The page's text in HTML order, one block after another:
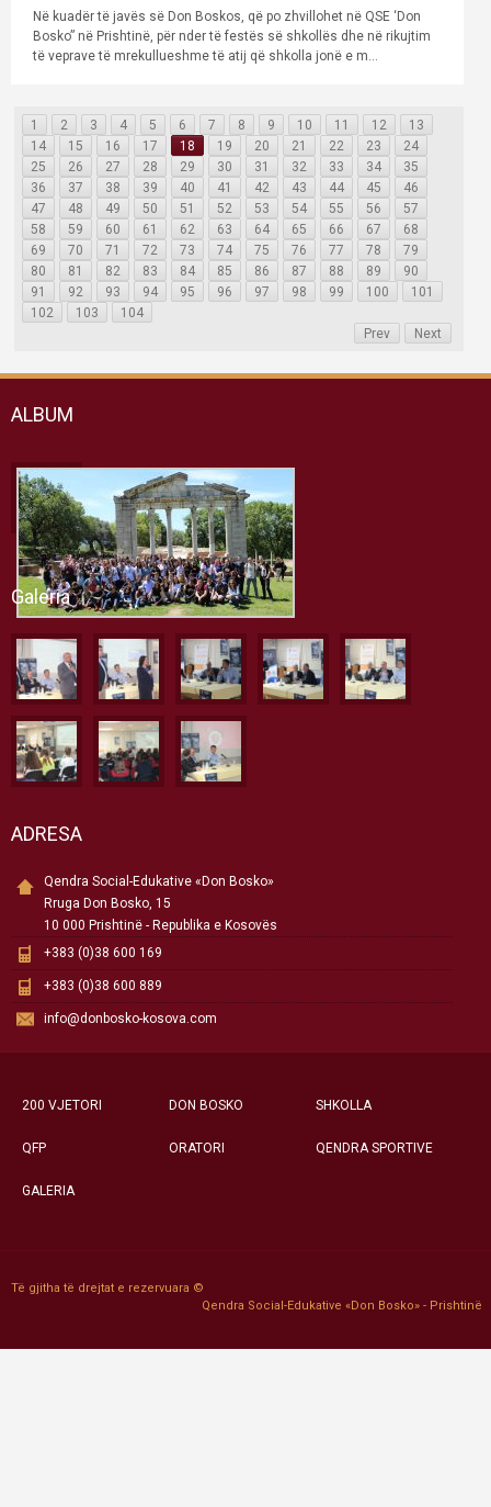
Në kuadër të javës së Don Boskos, që po zhvillohet në QSE ‘Don
Bosko” në Prishtinë, për nder të festës së shkollës dhe në rikujtim
të veprave të mrekullueshme të atij që shkolla jonë e m...
1 2 3 4 5 6 7 8 9 10 11 12
13
14
15 16 17 18 19 20 21 22 23
24
25
26 27 28 29 30 31 32 33 34
35
36
37 38 39 40 41 42 43 44 45
46
47
48 49 50 51 52 53 54 55 56
57
58
59 60 61 62 63 64 65 66 67
68
69
70 71 72 73 74 75 76 77 78
79
80
81 82 83 84 85 86 87 88 89
90
91
92 93 94 95 96 97 98 99 100
101
102
103
104
Prev
Next
ALBUM
Galeria
ADRESA
Qendra Social-Edukative «Don Bosko»
Rruga Don Bosko, 15
10 000 Prishtinë - Republika e Kosovës
+383 (0)38 600 169
+383 (0)38 600 889
info@donbosko-kosova.com
200 VJETORI DON BOSKO SHKOLLA
QFP ORATORI QENDRA SPORTIVE
GALERIA
Të gjitha të drejtat e rezervuara ©
Qendra Social-Edukative «Don Bosko» - Prishtinë